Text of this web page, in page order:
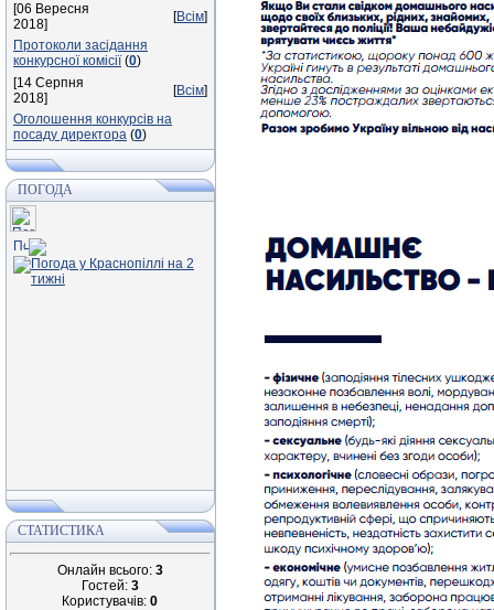
[06 Вересня
2018]
[Всім]
Протоколи засідання
конкурсної комісії (0)
[14 Серпня
2018]
[Всім]
Оголошення конкурсів на
посаду директора (0)
ПОГОДА
СТАТИСТИКА
Онлайн всього: 3
Гостей: 3
Користувачів:0